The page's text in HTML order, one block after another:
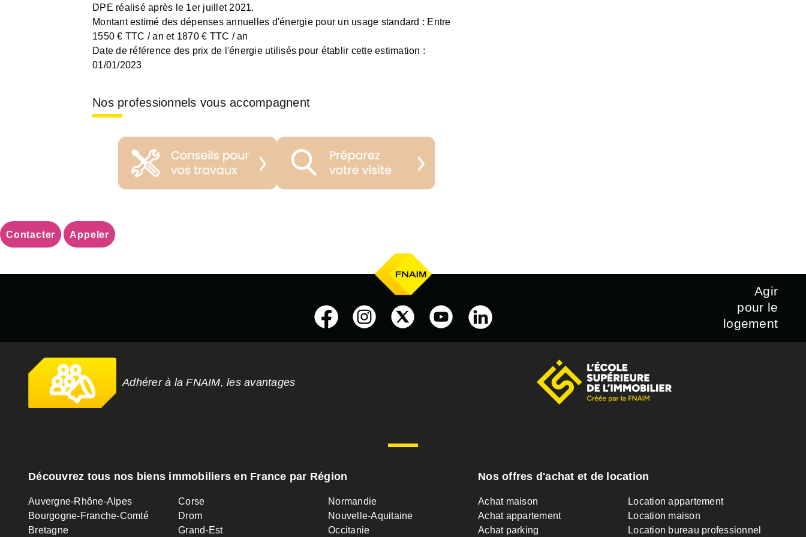
DPE réalisé après le 1er juillet 2021.
Montant estimé des dépenses annuelles d'énergie pour un usage standard : Entre
1550 € TTC / an et 1870 € TTC / an
Date de référence des prix de l'énergie utilisés pour établir cette estimation :
01/01/2023
Nos professionnels vous accompagnent
Contacter Appeler
Agir
pour le
logement
Adhérer à la FNAIM, les avantages
Découvrez tous nos biens immobiliers en France par Région
Auvergne-Rhône-Alpes
Bourgogne-Franche-Comté
Bretagne
Corse
Drom
Grand-Est
Normandie
Nouvelle-Aquitaine
Occitanie
Nos offres d'achat et de location
Achat maison
Achat appartement
Achat parking
Location appartement
Location maison
Location bureau professionnel